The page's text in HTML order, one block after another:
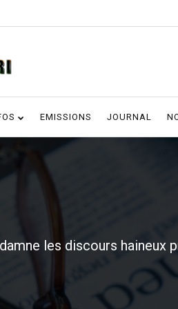
EMISSIONS JOURNAL
les discours